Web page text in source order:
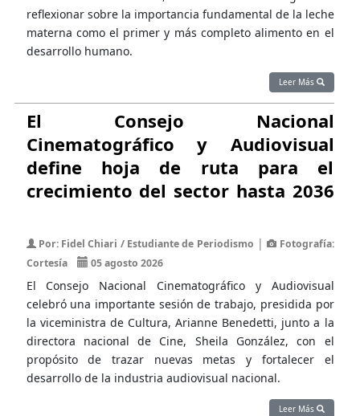
reflexionar sobre la importancia fundamental de la leche
materna como el primer y más completo alimento en el
desarrollo humano.
Leer Más
El Consejo Nacional
Cinematográfico y Audiovisual
define hoja de ruta para el
crecimiento del sector hasta 2036
Por: Fidel Chiari / Estudiante de Periodismo |
Fotografía:
Cortesía
05 agosto 2026
El Consejo Nacional Cinematográfico y Audiovisual
celebró una importante sesión de trabajo, presidida por
la viceministra de Cultura, Arianne Benedetti, junto a la
directora nacional de Cine, Sheila González, con el
propósito de trazar nuevas metas y fortalecer el
desarrollo de la industria audiovisual nacional.
Leer Más